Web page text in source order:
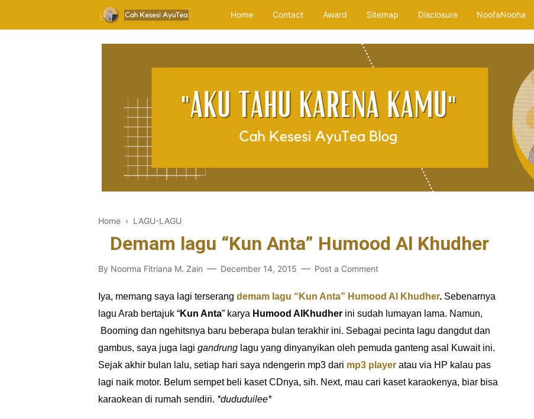
Home Contact Award Sitemap Disclosure NoofaNooha
Home › LAGU-LAGU
Demam lagu “Kun Anta” Humood Al Khudher
By Noorma Fitriana M. Zain December 14, 2015 Post a Comment
Iya, memang saya lagi terserang demam lagu “Kun Anta” Humood Al Khudher. Sebenarnya
lagu Arab bertajuk “Kun Anta” karya Humood AlKhudher ini sudah lumayan lama. Namun,
Booming dan ngehitsnya baru beberapa bulan terakhir ini. Sebagai pecinta lagu dangdut dan
gambus, saya juga lagi gandrung lagu yang dinyanyikan oleh pemuda ganteng asal Kuwait ini.
Sejak akhir bulan lalu, setiap hari saya ndengerin mp3 dari mp3 player atau via HP kalau pas
lagi naik motor. Belum sempet beli kaset CDnya, sih. Next, mau cari kaset karaokenya, biar bisa
karaokean di rumah sendiri. *dududuilee*